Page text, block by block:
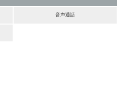
音声通話